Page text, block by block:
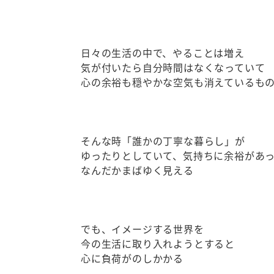
日々の生活の中で、やることは増え
気が付いたら自分時間はなくなっていて
心の余裕も穏やかな空気も消えているも
そんな時「誰かの丁寧な暮らし」が
ゆったりとしていて、気持ちに余裕があ
なんだかまばゆく見える
でも、イメージする世界を
今の生活に取り入れようとすると
心に負荷がのしかかる